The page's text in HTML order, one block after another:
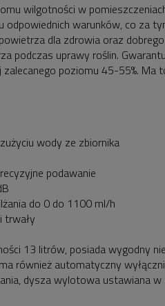
wilgotności w
warunków, co za
dla zdrowia oraz
podczas uprawy roślin.
poziomu 45-55%.
wody ze zbiornika
podawanie
do 0 do 1100 ml/h
trwały
13 litrów, posiada wygodny
również automatyczny
dysza wylotowa ustawiana